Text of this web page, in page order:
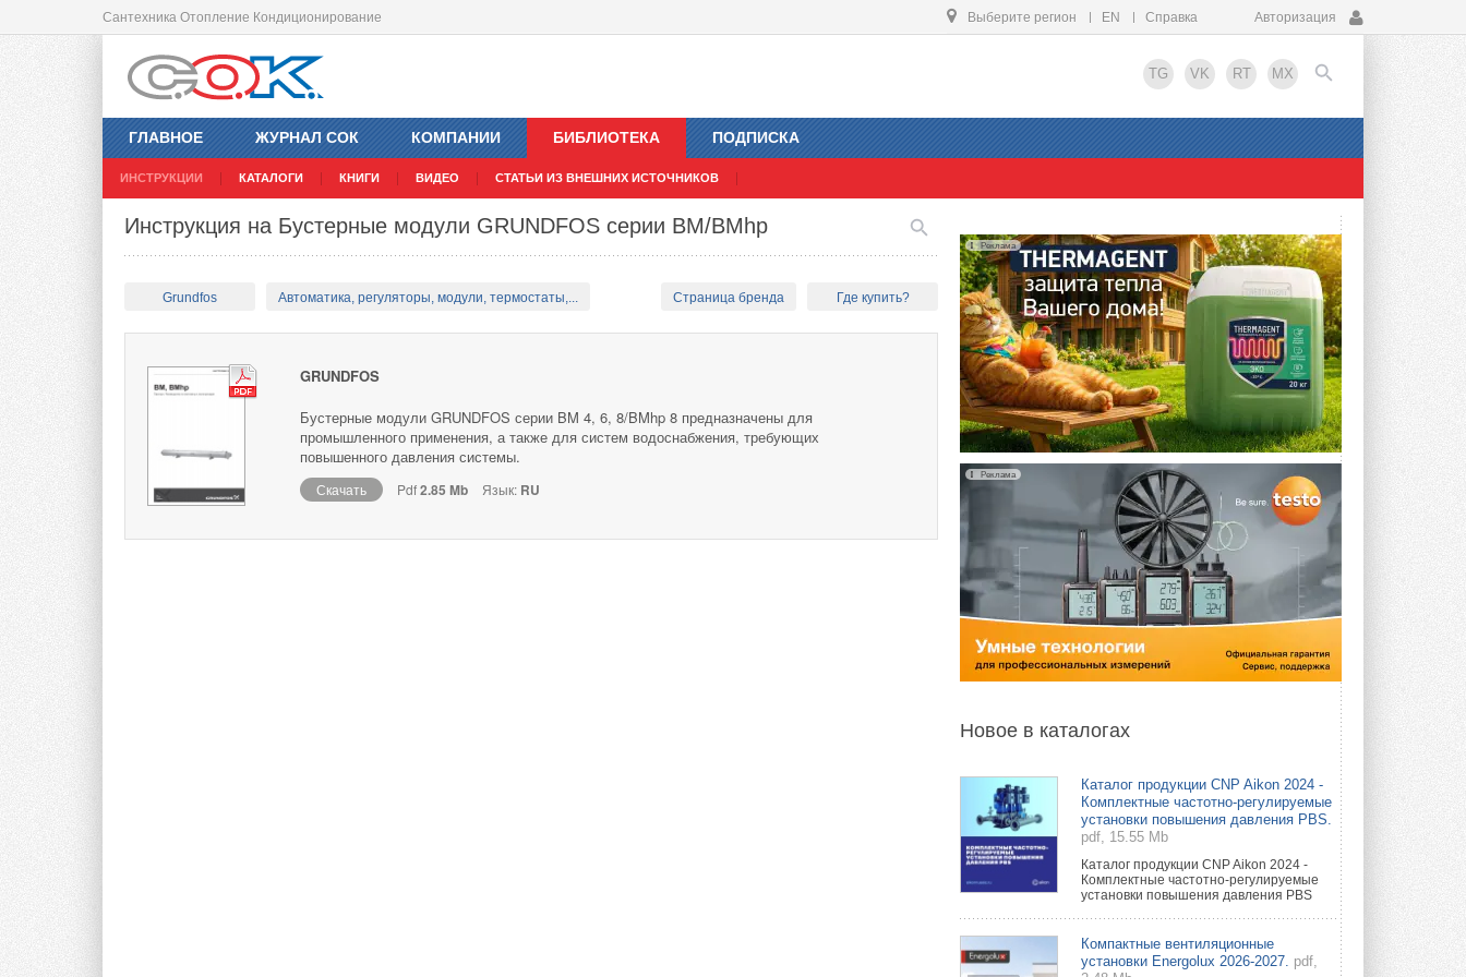
Сантехника Отопление Кондиционирование Выберите регион EN Справка Авторизация
TG VK RT MX
ГЛАВНОЕ ЖУРНАЛ СОК КОМПАНИИ БИБЛИОТЕКА
ИНСТРУКЦИИ КАТАЛОГИ КНИГИ ВИДЕО СТАТЬИ ИЗ ВНЕШНИХ ИСТОЧНИКОВ
ПОДПИСКА
EN
Инструкция на Бустерные модули GRUNDFOS серии BM/BMhp
Grundfos Автоматика, регуляторы, модули, термостаты,... Страница бренда Где купить?
GRUNDFOS
Бустерные модули GRUNDFOS серии BM 4, 6, 8/BMhp 8 предназначены для
промышленного применения, а также для систем водоснабжения, требующих
повышенного давления системы.
Скачать Pdf2.85 Mb Язык: RU
Реклама
Реклама
Новое в каталогах
Каталог продукции CNP Aikon 2024 -
Комплектные частотно-регулируемые
установки повышения давления PBS.
pdf, 15.55 Mb
Каталог продукции CNP Aikon 2024 -
Комплектные частотно-регулируемые
установки повышения давления PBS
Компактные вентиляционные
установки Energolux 2026-2027. pdf,